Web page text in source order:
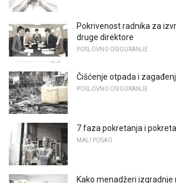
Pokrivenost radnika za
druge direktore
POSLOVNO OSIGURANJE
Čišćenje otpada i
POSLOVNO OSIGURANJE
7 faza pokretanja i
MALI POSAO
Kako menadžeri